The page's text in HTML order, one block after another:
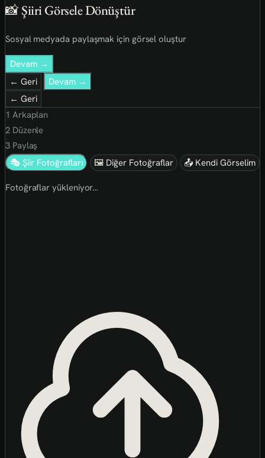
📸 Şiiri Görsele Dönüştür
Sosyal medyada paylaşmak için görsel oluştur
Devam →
← Geri
Devam →
← Geri
1 Arkaplan
2Düzenle
3Paylaş
🎭 Şiir Fotoğrafları
🖼 Diğer Fotoğraflar 📤 Kendi Görselim
Fotoğraflar yükleniyor…